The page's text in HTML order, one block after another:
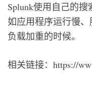
Splunk使用自己的
如应用程序运行慢
负载加重的时候。
相关链接：https://